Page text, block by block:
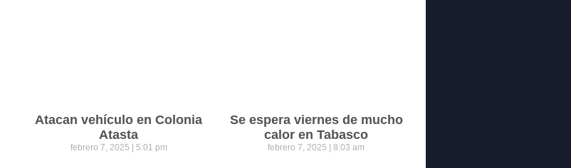
Atacan vehículo en Colonia
Atasta
febrero 7, 2025 5:01 pm
Se espera viernes de mucho
calor en Tabasco
febrero 7, 2025 8:03 am